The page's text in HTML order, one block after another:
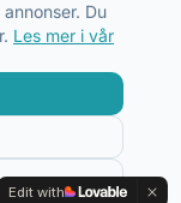
Du
Les mer i vår
reservert.
Edit with